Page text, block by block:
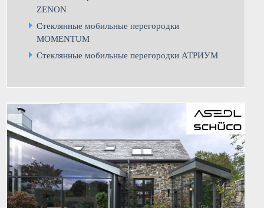
ZENON
Стеклянные мобильные перегородки
MOMENTUM
Стеклянные мобильные перегородки АТРИУМ